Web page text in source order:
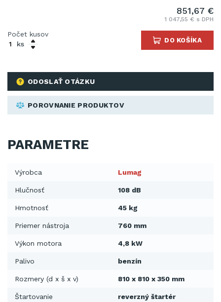
ODOSLAŤ OTÁZKU
POROVNANIE PRODUKTOV
851,67 €
1 047,55 € s DPH
Počet kusov
ks
DO KOŠÍKA
PARAMETRE
Výrobca Lumag
Hlučnosť 108 dB
Hmotnosť 45 kg
Priemer nástroja 760 mm
Výkon motora 4,8 kW
Palivo benzín
Rozmery (d x š x v) 810 x 810 x 350 mm
Štartovanie reverzný štartér